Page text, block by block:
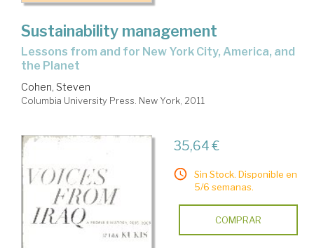
Sustainability management
lessons from and for New York City, America, and
the Planet
Cohen, Steven
Columbia University Press. New York, 2011
35,64 €
Sin Stock. Disponible en
5/6 semanas.
COMPRAR